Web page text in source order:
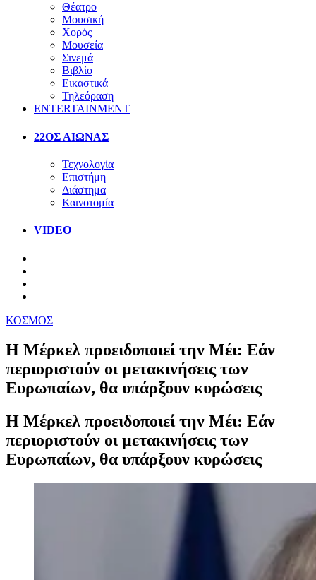
Θέατρο
Μουσική
Χορός
Μουσεία
Σινεμά
Βιβλίο
Εικαστικά
Τηλεόραση
ENTERTAINMENT
22ΟΣ ΑΙΩΝΑΣ
Τεχνολογία
Επιστήμη
Διάστημα
Καινοτομία
VIDEO
ΚΟΣΜΟΣ
Η Μέρκελ προειδοποιεί την Μέι: Εάν
περιοριστούν οι μετακινήσεις των
Ευρωπαίων, θα υπάρξουν κυρώσεις
Η Μέρκελ προειδοποιεί την Μέι: Εάν
περιοριστούν οι μετακινήσεις των
Ευρωπαίων, θα υπάρξουν κυρώσεις